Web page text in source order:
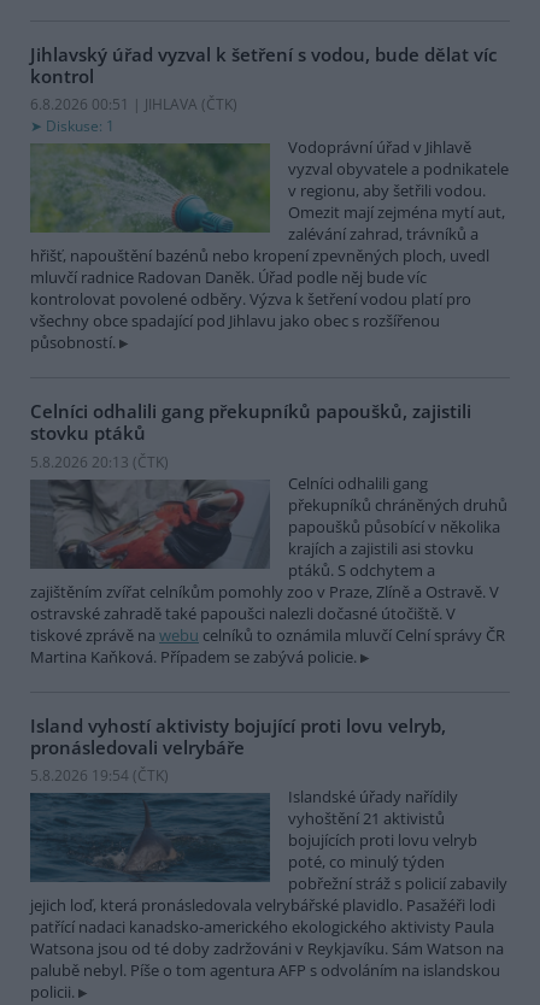
Jihlavský úřad vyzval k šetření s vodou, bude dělat víc
kontrol
6.8.2026 00:51 | JIHLAVA (ČTK)
Diskuse: 1
Vodoprávní úřad v Jihlavě
vyzval obyvatele a podnikatele
v regionu, aby šetřili vodou.
Omezit mají zejména mytí aut,
zalévání zahrad, trávníků a
hřišť, napouštění bazénů nebo kropení zpevněných ploch, uvedl
mluvčí radnice Radovan Daněk. Úřad podle něj bude víc
kontrolovat povolené odběry. Výzva k šetření vodou platí pro
všechny obce spadající pod Jihlavu jako obec s rozšířenou
působností.
Celníci odhalili gang překupníků papoušků, zajistili
stovku ptáků
5.8.2026 20:13 (ČTK)
Celníci odhalili gang
překupníků chráněných druhů
papoušků působící v několika
krajích a zajistili asi stovku
ptáků. S odchytem a
zajištěním zvířat celníkům pomohly zoo v Praze, Zlíně a Ostravě. V
ostravské zahradě také papoušci nalezli dočasné útočiště. V
tiskové zprávě na webu celníků to oznámila mluvčí Celní správy ČR
Martina Kaňková. Případem se zabývá policie.
Island vyhostí aktivisty bojující proti lovu velryb,
pronásledovali velrybáře
5.8.2026 19:54 (ČTK)
Islandské úřady nařídily
vyhoštění 21 aktivistů
bojujících proti lovu velryb
poté, co minulý týden
pobřežní stráž s policií zabavily
jejich loď, která pronásledovala velrybářské plavidlo. Pasažéři lodi
patřící nadaci kanadsko-amerického ekologického aktivisty Paula
Watsona jsou od té doby zadržováni v Reykjavíku. Sám Watson na
palubě nebyl. Píše o tom agentura AFP s odvoláním na islandskou
policii.